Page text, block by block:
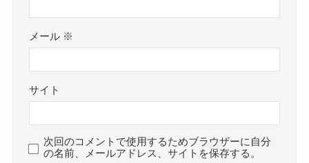
メール ※
サイト
次回のコメントで使用するためブラウザーに自分
の名前、メールアドレス、サイトを保存する。